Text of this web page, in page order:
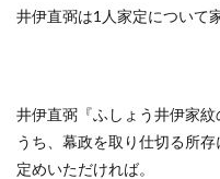
井伊直弼は1人家定について
井伊直弼『ふしょう井伊家
うち、幕政を取り仕切る所
定めいただければ。